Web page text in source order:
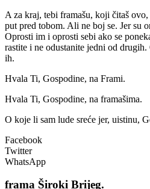
A za kraj, tebi framašu, koji čitaš
put pred tobom. Ali ne boj se. Jer su
Oprosti im i oprosti sebi ako se
rastite i ne odustanite jedni od
ih.
Hvala Ti, Gospodine, na Frami.
Hvala Ti, Gospodine, na framašima.
O koje li sam lude sreće jer, uistinu,
Facebook
Twitter
WhatsApp
frama Široki Brijeg.